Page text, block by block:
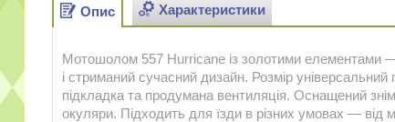
Опис Характеристики
Мотошолом 557 Hurricane із золотими елементами
і стриманий сучасний дизайн. Розмір
підкладка та продумана вентиляція. Оснащений
окуляри. Підходить для їзди в різних умовах —